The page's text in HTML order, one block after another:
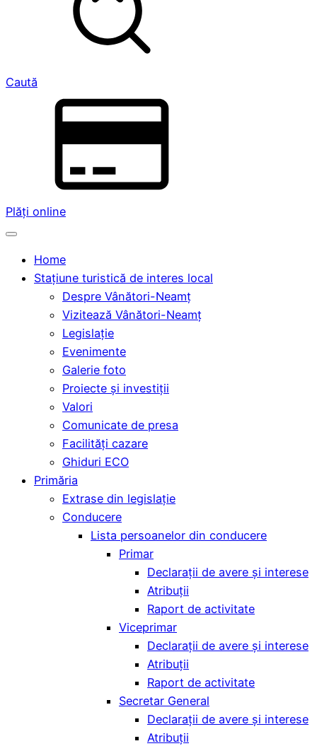
Caută
Plăți online
Home
Stațiune turistică de interes local
Despre Vânători-Neamț
Vizitează Vânători-Neamț
Legislație
Evenimente
Galerie foto
Proiecte și investiții
Valori
Comunicate de presa
Facilități cazare
Ghiduri ECO
Primăria
Extrase din legislație
Conducere
Lista persoanelor din conducere
Primar
Declarații de avere și interese
Atribuții
Raport de activitate
Viceprimar
Declarații de avere și interese
Atribuții
Raport de activitate
Secretar General
Declarații de avere și interese
Atribuții